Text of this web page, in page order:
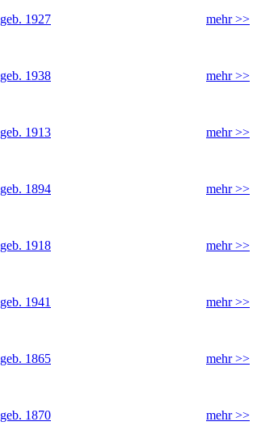
geb. 1927 mehr >>
geb. 1938 mehr >>
geb. 1913 mehr >>
geb. 1894 mehr >>
geb. 1918 mehr >>
geb. 1941 mehr >>
geb. 1865 mehr >>
geb. 1870 mehr >>